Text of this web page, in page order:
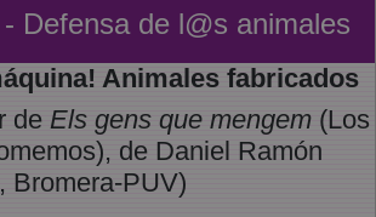
Defensa de l@s animales
Animales fabricados
de Els gens que mengem (Los
de Daniel Ramón
Bromera-PUV)